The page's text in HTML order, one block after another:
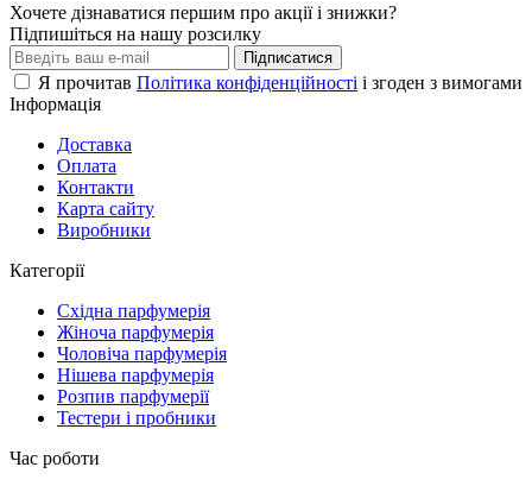
Хочете дізнаватися першим про акції і знижки?
Підпишіться на нашу розсилку
Підписатися
Я прочитав Політика конфіденційності і згоден з вимогами
Інформація
Доставка
Оплата
Контакти
Карта сайту
Виробники
Категорії
Східна парфумерія
Жіноча парфумерія
Чоловіча парфумерія
Нішева парфумерія
Розпив парфумерії
Тестери і пробники
Час роботи